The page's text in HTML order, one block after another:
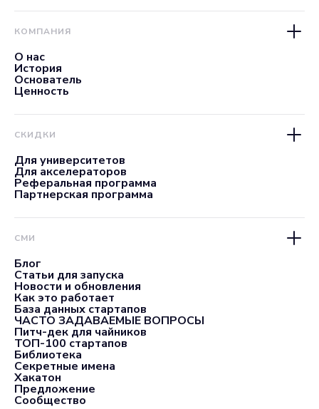
КОМПАНИЯ
О нас
История
Основатель
Ценность
СКИДКИ
Для университетов
Для акселераторов
Реферальная программа
Партнерская программа
СМИ
Блог
Статьи для запуска
Новости и обновления
Как это работает
База данных стартапов
ЧАСТО ЗАДАВАЕМЫЕ ВОПРОСЫ
Питч-дек для чайников
ТОП-100 стартапов
Библиотека
Секретные имена
Хакатон
Предложение
Сообщество